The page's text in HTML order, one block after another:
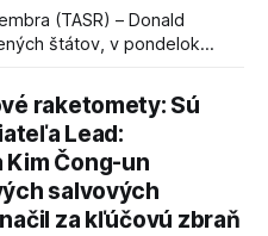
(TASR) – Donald
štátov, v pondelok
prímeria v Gaze. Agentúra
presvedčenie, že Izrael plní
raketomety: Sú
Lead:
Čong-un
salvových
za kľúčovú zbraň